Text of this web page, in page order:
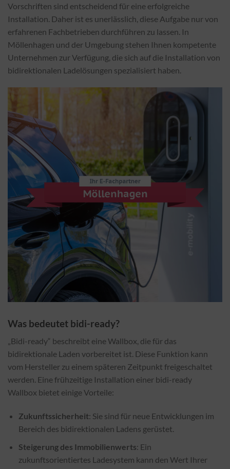
Vorschriften sind entscheidend für eine erfolgreiche
Installation. Daher ist es unerlässlich, diese Aufgabe nur von
erfahrenen Fachbetrieben durchführen zu lassen. In
Möllenhagen und der Umgebung stehen Ihnen kompetente
Unternehmen zur Verfügung, die sich auf die Installation von
bidirektionalen Ladelösungen spezialisiert haben.
Was bedeutet bidi-ready?
„Bidi-ready“ beschreibt eine Wallbox, die für das
bidirektionale Laden vorbereitet ist. Diese Funktion kann
vom Hersteller zu einem späteren Zeitpunkt freigeschaltet
werden. Eine frühzeitige Installation einer bidi-ready
Wallbox bietet einige Vorteile:
Zukunftssicherheit: Sie sind für neue Entwicklungen im
Bereich des bidirektionalen Ladens gerüstet.
Steigerung des Immobilienwerts: Ein
zukunftsorientiertes Ladesystem kann den Wert Ihrer